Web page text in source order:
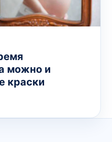
можно и
краски